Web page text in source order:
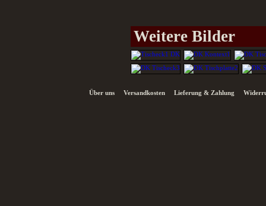
Weitere Bilder
Über uns Versandkosten Lieferung & Zahlung